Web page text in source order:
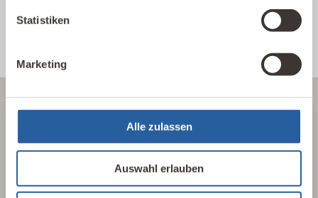
Statistiken
Marketing
Alle zulassen
Auswahl erlauben
Über die Baubiologie
Die Baubiologie beschäftigt sich mit der
Beziehung zwischen Menschen und ihrer